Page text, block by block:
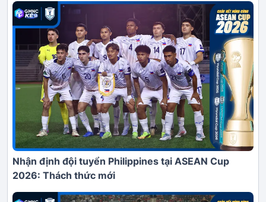
Nhận định đội tuyển Philippines tại ASEAN Cup
2026: Thách thức mới